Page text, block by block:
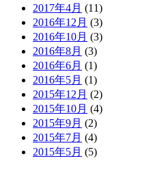
2017年4月 (11)
2016年12月 (3)
2016年10月 (3)
2016年8月 (3)
2016年6月 (1)
2016年5月 (1)
2015年12月 (2)
2015年10月 (4)
2015年9月 (2)
2015年7月 (4)
2015年5月 (5)